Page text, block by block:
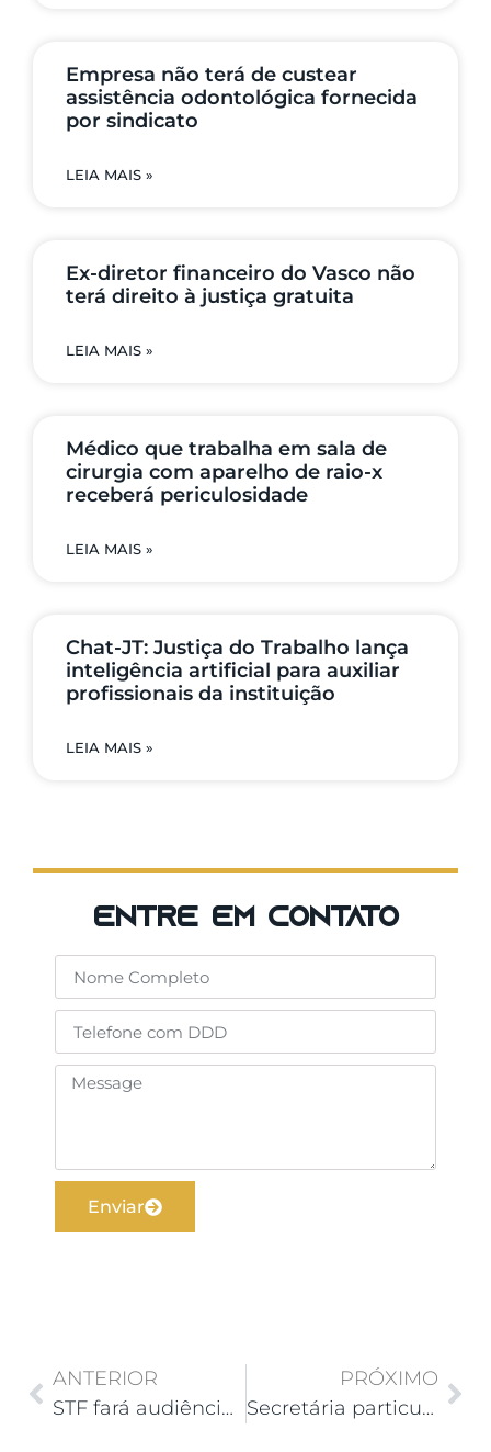
Empresa não terá de custear
assistência odontológica fornecida
por sindicato
LEIA MAIS »
Ex-diretor financeiro do Vasco não
terá direito à justiça gratuita
LEIA MAIS »
Médico que trabalha em sala de
cirurgia com aparelho de raio-x
receberá periculosidade
LEIA MAIS »
Chat-JT: Justiça do Trabalho lança
inteligência artificial para auxiliar
profissionais da instituição
LEIA MAIS »
entre em contato
Enviar
ANTERIOR
STF fará audiência pública para discutir vínculo empregatício entre motoristas e plataformas digitais
PRÓXIMO
Secretária particular de empresária não terá direito a horas extras